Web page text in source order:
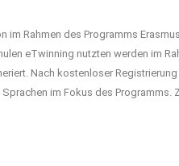
im Rahmen des Programms
eTwinning nutzten werden im
Nach kostenloser
im Fokus des Programms.